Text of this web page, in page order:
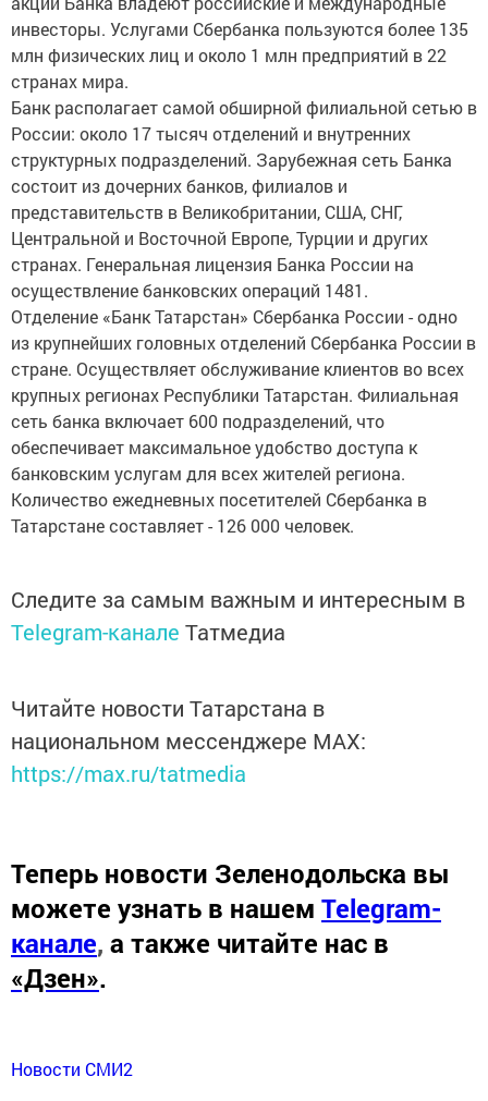
инвесторы. Услугами Сбербанка пользуются более 135
млн физических лиц и около 1 млн предприятий в 22
странах мира.
Банк располагает самой обширной филиальной сетью в
России: около 17 тысяч отделений и внутренних
структурных подразделений. Зарубежная сеть Банка
состоит из дочерних банков, филиалов и
представительств в Великобритании, США, СНГ,
Центральной и Восточной Европе, Турции и других
странах. Генеральная лицензия Банка России на
осуществление банковских операций 1481.
Отделение «Банк Татарстан» Сбербанка России - одно
из крупнейших головных отделений Сбербанка России в
стране. Осуществляет обслуживание клиентов во всех
крупных регионах Республики Татарстан. Филиальная
сеть банка включает 600 подразделений, что
обеспечивает максимальное удобство доступа к
банковским услугам для всех жителей региона.
Количество ежедневных посетителей Сбербанка в
Татарстане составляет - 126 000 человек.
Следите за самым важным и интересным в
Telegram-канале Татмедиа
Читайте новости Татарстана в
национальном мессенджере MАХ:
https://max.ru/tatmedia
Теперь новости Зеленодольска вы
можете узнать в нашем Telegram-
канале, а также читайте нас в
«Дзен».
Новости СМИ2